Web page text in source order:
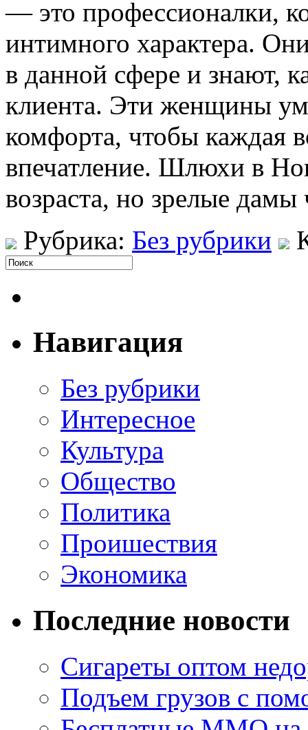
— это профессионалки,
интимного характера.
в данной сфере и знают,
клиента. Эти женщины
комфорта, чтобы каждая
впечатление. Шлюхи в
возраста, но зрелые
Рубрика: Без рубрики
Навигация
Без рубрики
Интересное
Культура
Общество
Политика
Проишествия
Экономика
Последние новости
Сигареты оптом
Подъем грузов с